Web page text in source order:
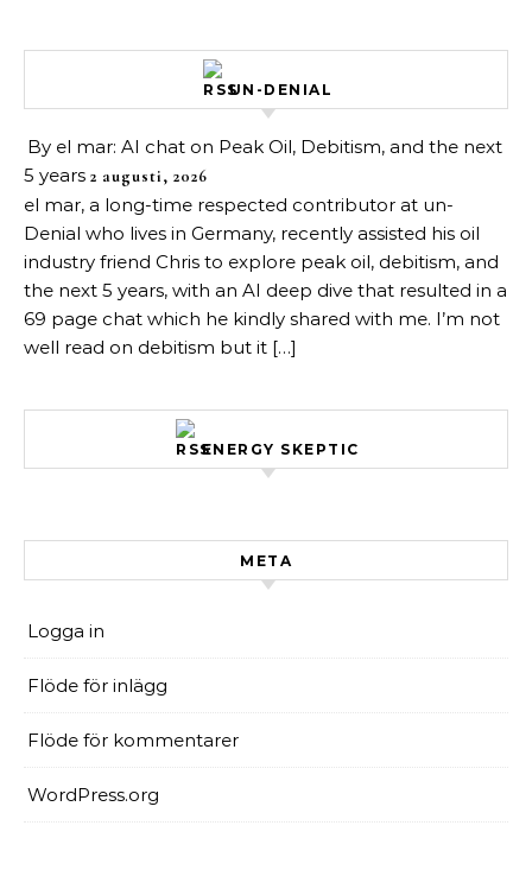
UN-DENIAL
By el mar: AI chat on Peak Oil, Debitism, and the next
5 years 2 augusti, 2026
el mar, a long-time respected contributor at un-
Denial who lives in Germany, recently assisted his oil
industry friend Chris to explore peak oil, debitism, and
the next 5 years, with an AI deep dive that resulted in a
69 page chat which he kindly shared with me. I’m not
well read on debitism but it […]
ENERGY SKEPTIC
META
Logga in
Flöde för inlägg
Flöde för kommentarer
WordPress.org